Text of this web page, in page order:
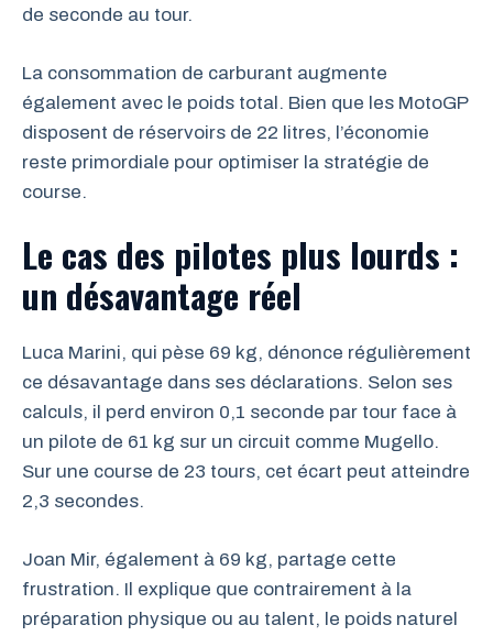
de seconde au tour.
La consommation de carburant augmente
également avec le poids total. Bien que les MotoGP
disposent de réservoirs de 22 litres, l’économie
reste primordiale pour optimiser la stratégie de
course.
Le cas des pilotes plus lourds :
un désavantage réel
Luca Marini, qui pèse 69 kg, dénonce régulièrement
ce désavantage dans ses déclarations. Selon ses
calculs, il perd environ 0,1 seconde par tour face à
un pilote de 61 kg sur un circuit comme Mugello.
Sur une course de 23 tours, cet écart peut atteindre
2,3 secondes.
Joan Mir, également à 69 kg, partage cette
frustration. Il explique que contrairement à la
préparation physique ou au talent, le poids naturel